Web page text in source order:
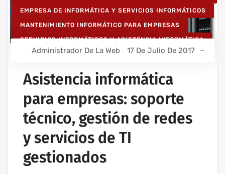
EMPRESA DE INFORMÁTICA Y SERVICIOS INFORMÁTICOS
MANTENIMIENTO INFORMÁTICO PARA EMPRESAS
SERVICIOS INFORMÁTICOS Y ASISTENCIA INFORMÁTICA
Administrador De La Web 17 De Julio De 2017
Asistencia informática
para empresas: soporte
técnico, gestión de redes
y servicios de TI
gestionados